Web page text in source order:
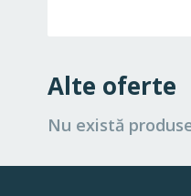
Alte oferte
Nu există